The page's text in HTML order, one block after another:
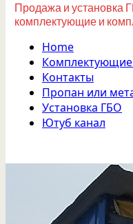
Продажа и установка
комплектующие и
Home
Контакты
Пропан или
Установка ГБО
Ютуб канал